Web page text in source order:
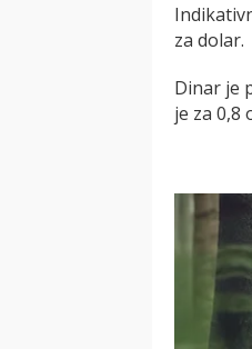
za dolar.
Dinar je
je za 0,8